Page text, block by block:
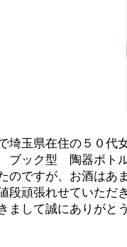
埼玉県在住の５０
ブック型 陶器ボト
のですが、お酒はあ
段頑張れせていただ
まして誠にありがと